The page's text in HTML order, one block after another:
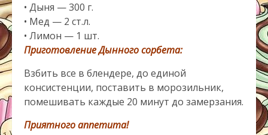
• Дыня — 300 г.
• Мед — 2 ст.л.
• Лимон — 1 шт.
Приготовление Дынного сорбета:
Взбить все в блендере, до единой
консистенции, поставить в морозильник,
помешивать каждые 20 минут до замерзания.
Приятного аппетита!